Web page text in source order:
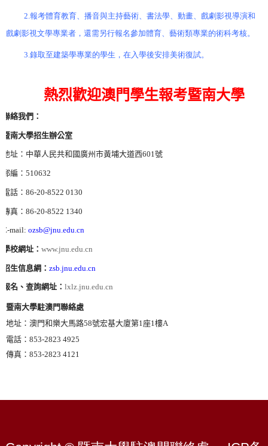
2.報考體育教育、播音與主持藝術、書法學、動畫、戲劇影視導演和
戲劇影視文學專業者，還需另行報名參加體育、藝術類專業的術科考核。
3. 錄取至建築學專業的學生，在入學後安排美術復試。
熱烈歡迎澳門學生報考暨南大學
聯絡我們：
暨南大學招生辦公室
地址：中華人民共和國廣州市黃埔大道西601號
郵編：510632
電話：86-20-8522 0130
傳真：86-20-8522 1340
E-mail:ozsb@jnu.edu.cn
學校網址：www.jnu.edu.cn
招生信息網：zsb.jnu.edu.cn
報名、查詢網址：lxlz.jnu.edu.cn
暨南大學駐澳門聯絡處
地址：澳門和樂大馬路58號宏基大廈第1座1樓A
電話： 853-2823 4925
傳真： 853-2823 4121